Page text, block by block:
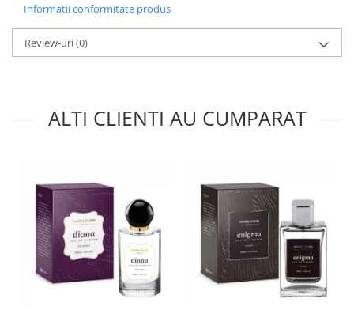
Informatii conformitate produs
Review-uri(0)
ALTI CLIENTI AU CUMPARAT